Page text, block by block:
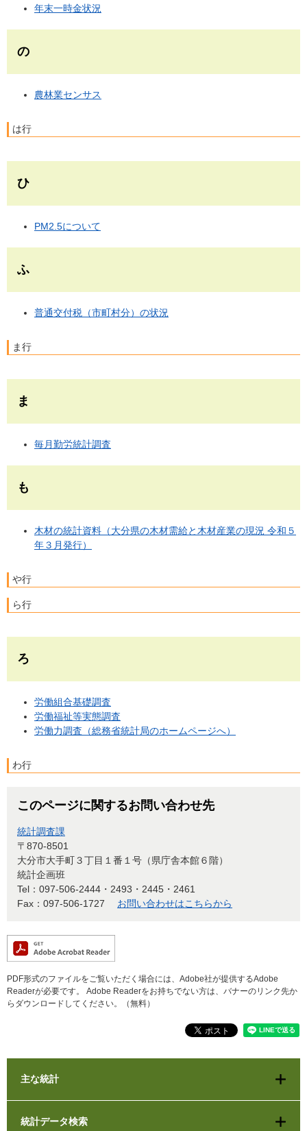
年末一時金状況
の
農林業センサス
は行
ひ
PM2.5について
ふ
普通交付税（市町村分）の状況
ま行
ま
毎月勤労統計調査
も
木材の統計資料（大分県の木材需給と木材産業の現況 令和５
年３月発行）
や行
ら行
ろ
労働組合基礎調査
労働福祉等実態調査
労働力調査（総務省統計局のホームページへ）
わ行
このページに関するお問い合わせ先
統計調査課
〒870-8501
大分市大手町３丁目１番１号（県庁舎本館６階）
統計企画班
Tel：097-506-2444・2493・2445・2461
Fax：097-506-1727
お問い合わせはこちらから
PDF形式のファイルをご覧いただく場合には、Adobe社が提供するAdobe
Readerが必要です。
Adobe Readerをお持ちでない方は、バナーのリンク先か
らダウンロードしてください。（無料）
主な統計
統計データ検索